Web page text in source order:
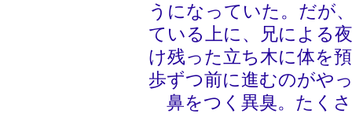
うになっていた。だが
ている上に、兄による
け残った立ち木に体を
歩ずつ前に進むのがや
鼻をつく異臭。たく